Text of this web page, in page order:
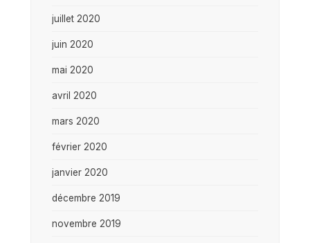
juillet 2020
juin 2020
mai 2020
avril 2020
mars 2020
février 2020
janvier 2020
décembre 2019
novembre 2019